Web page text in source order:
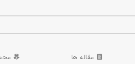
مقاله ها